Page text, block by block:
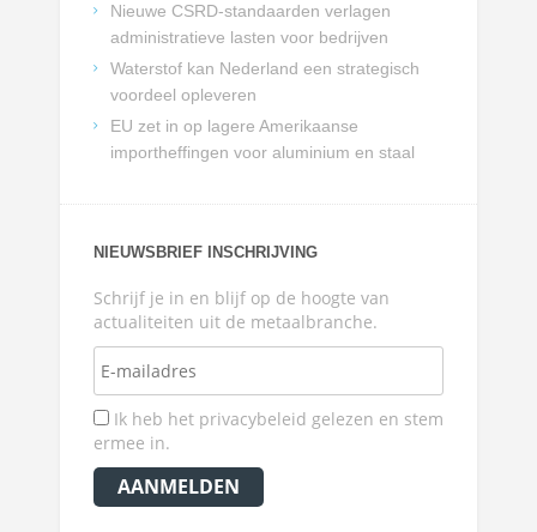
Nieuwe CSRD-standaarden verlagen
administratieve lasten voor bedrijven
Waterstof kan Nederland een strategisch
voordeel opleveren
EU zet in op lagere Amerikaanse
importheffingen voor aluminium en staal
NIEUWSBRIEF INSCHRIJVING
Schrijf je in en blijf op de hoogte van
actualiteiten uit de metaalbranche.
Ik heb het privacybeleid gelezen en stem
ermee in.